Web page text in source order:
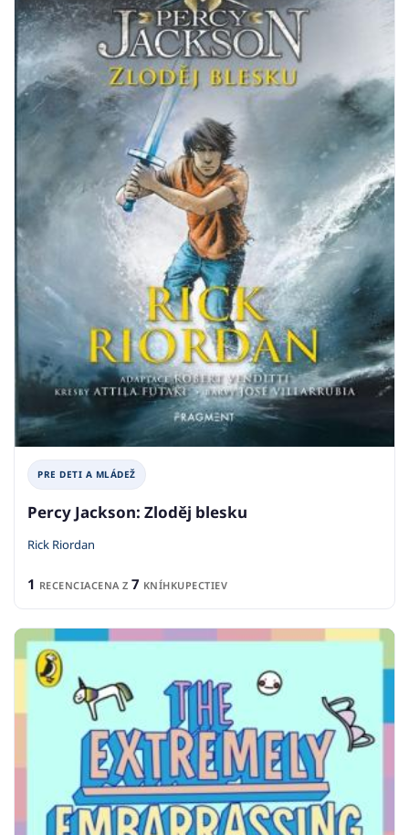
PRE DETI A MLÁDEŽ
Percy Jackson: Zloděj blesku
Rick Riordan
1 RECENCIACENA Z 7 KNÍHKUPECTIEV